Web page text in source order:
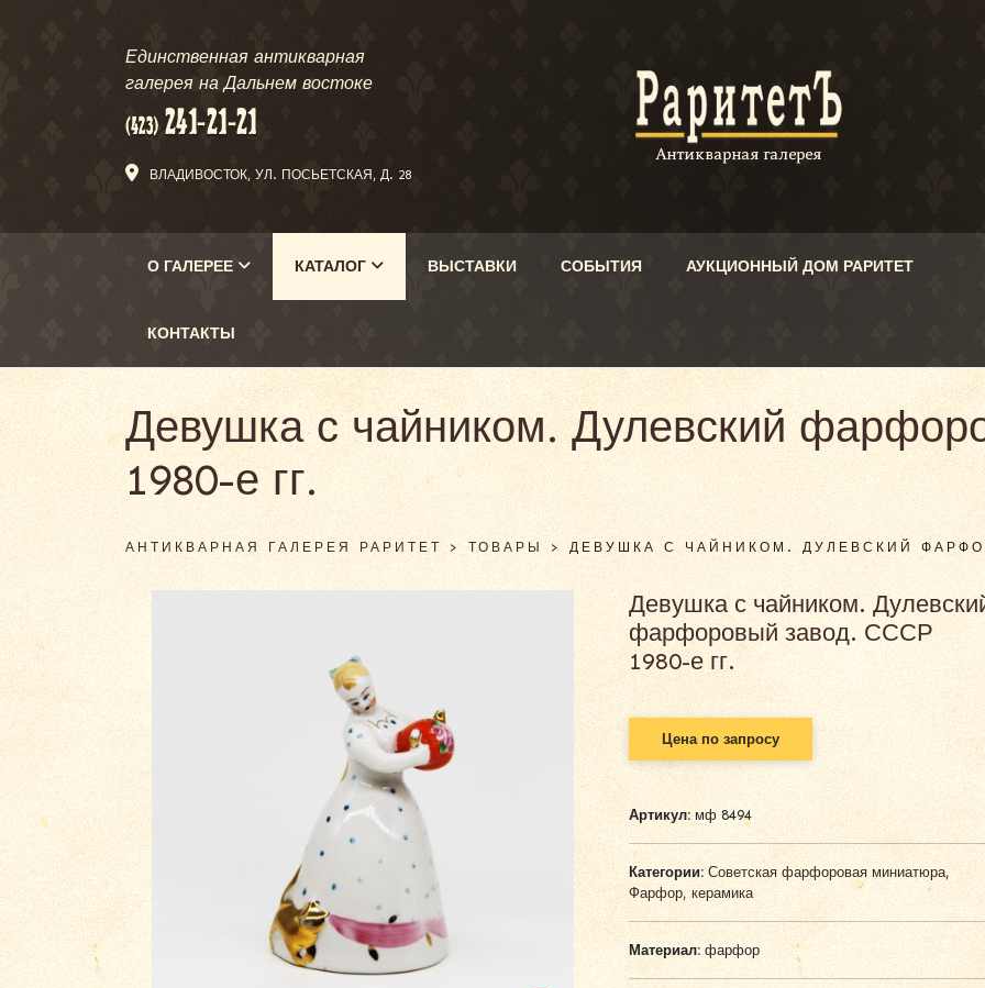
Единственная антикварная
галерея на Дальнем востоке
ВЛАДИВОСТОК, УЛ. ПОСЬЕТСКАЯ, Д. 28
О ГАЛЕРЕЕ КАТАЛОГ ВЫСТАВКИ СОБЫТИЯ АУКЦИОННЫЙ ДОМ РАРИТЕТ
КОНТАКТЫ
Девушка с чайником. Дулевский
1980-е гг.
АНТИКВАРНАЯ ГАЛЕРЕЯ РАРИТЕТ>ТОВАРЫ >ДЕВУШКА С ЧАЙНИКОМ. ДУЛЕВСКИЙ
Девушка с чайником.
фарфоровый завод. СССР
1980-е гг.
Цена по запросу
Артикул: мф 8494
Категории: Советская фарфоровая миниатюра,
Фарфор, керамика
Материал:фарфор